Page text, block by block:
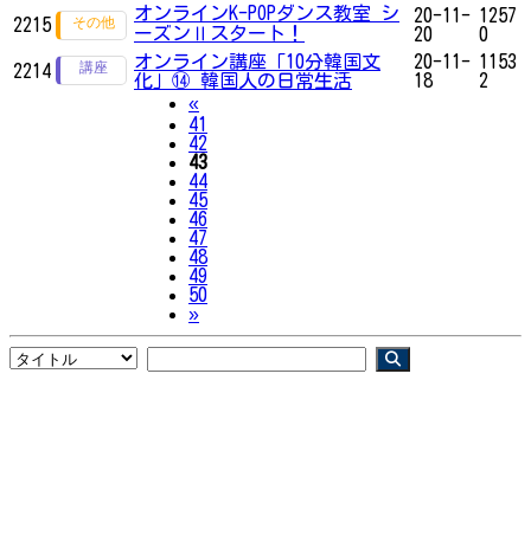
2215
オンラインK-POPダンス教室 シ
ーズンⅡスタート！
20-11-
20
1257
0
2214
オンライン講座「10分韓国文
化」⑭ 韓国人の日常生活
20-11-
18
1153
2
«Previous
41
42
43
44
45
46
47
48
49
50
»Next